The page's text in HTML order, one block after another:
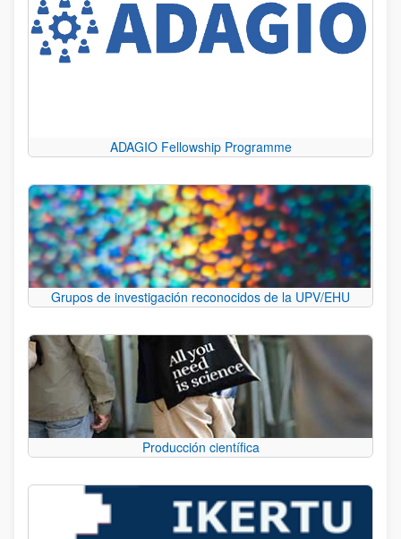
ADAGIO Fellowship Programme
Grupos de investigación reconocidos de la UPV/EHU
Producción científica